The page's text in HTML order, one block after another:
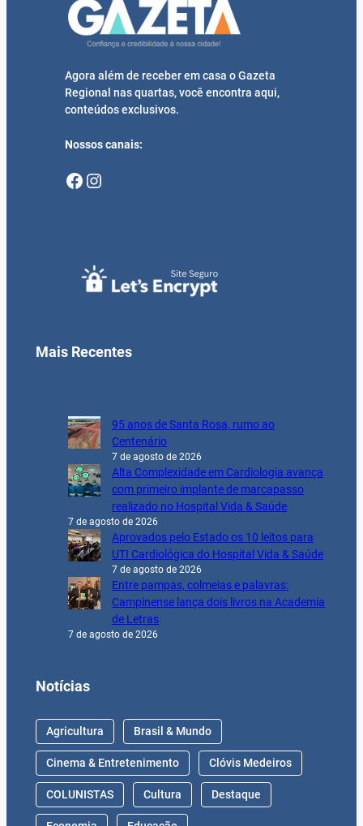
Agora além de receber em casa o Gazeta
Regional nas quartas, você encontra aqui,
conteúdos exclusivos.
Nossos canais:
Facebook Instagram
Mais Recentes
95 anos de Santa Rosa, rumo ao
Centenário
7 de agosto de 2026
Alta Complexidade em Cardiologia avança
com primeiro implante de marcapasso
realizado no Hospital Vida & Saúde
7 de agosto de 2026
Aprovados pelo Estado os 10 leitos para
UTI Cardiológica do Hospital Vida & Saúde
7 de agosto de 2026
Entre pampas, colmeias e palavras:
Campinense lança dois livros na Academia
de Letras
7 de agosto de 2026
Notícias
Agricultura Brasil & Mundo
Cinema & Entretenimento Clóvis Medeiros
COLUNISTAS Cultura Destaque